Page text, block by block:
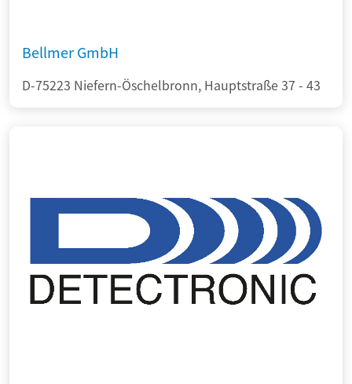
Bellmer GmbH
D-75223 Niefern-Öschelbronn, Hauptstraße 37 - 43